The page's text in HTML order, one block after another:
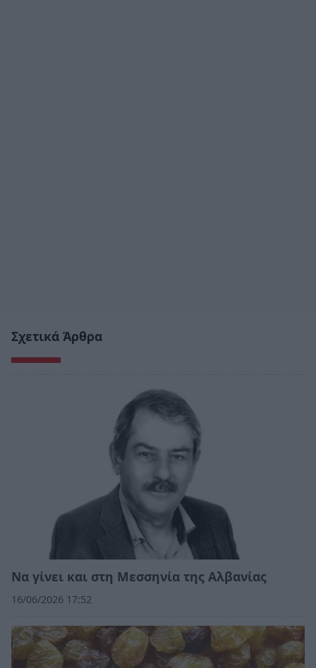
Σχετικά Άρθρα
Να γίνει και στη Μεσσηνία της Αλβανίας
16/06/2026 17:52